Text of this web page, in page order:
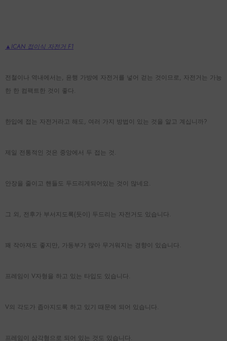
▲ICAN 접이식 자전거 F1
전철이나 역내에서는, 윤행 가방에 자전거를 넣어 걷는 것이므로, 자전거는 가능
한 한 컴팩트한 것이 좋다.
한입에 접는 자전거라고 해도, 여러 가지 방법이 있는 것을 알고 계십니까?
제일 전통적인 것은 중앙에서 두 접는 것.
안장을 줄이고 핸들도 두드리게되어있는 것이 많네요.
그 외, 전후가 부서지도록(듯이) 두드리는 자전거도 있습니다.
꽤 작아져도 좋지만, 가동부가 많아 무거워지는 경향이 있습니다.
프레임이 V자형을 하고 있는 타입도 있습니다.
V의 각도가 좁아지도록 하고 있기 때문에 되어 있습니다.
프레임이 삼각형으로 되어 있는 것도 있습니다.